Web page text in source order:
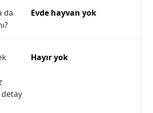
da
Evde hayvan yok
Hayır yok